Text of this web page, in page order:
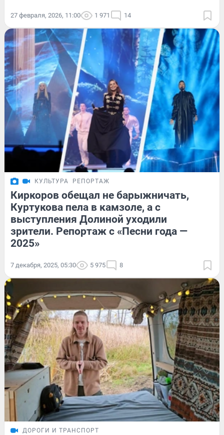
27 февраля, 2026, 11:00 1 971 14
КУЛЬТУРА РЕПОРТАЖ
Киркоров обещал не барыжничать,
Куртукова пела в камзоле, а с
выступления Долиной уходили
зрители. Репортаж с «Песни года —
2025»
7 декабря, 2025, 05:30 5 975 8
ДОРОГИ И ТРАНСПОРТ